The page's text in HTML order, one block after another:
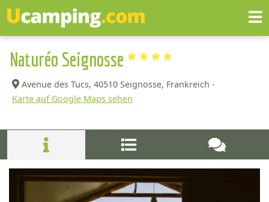
Naturéo Seignosse
Avenue des Tucs, 40510 Seignosse, Frankreich -
Karte auf Google Maps sehen